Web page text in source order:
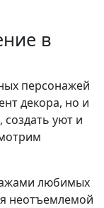
в
персонажей
декора, но и
уют и
любимых
неотъемлемой